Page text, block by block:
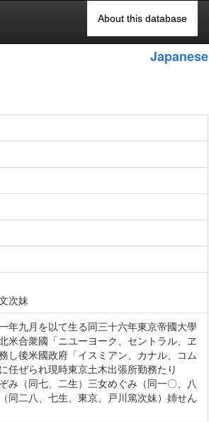
About this database
Japanese
次妹
年九月を以て生る同三十六年東京帝國大學
米合衆國「ニユーヨーク、セントラル、ヱ
し後米國政府「イスミアン、カナル、コム
任ぜられ現時東京土木出張所勤務たり
み（同七、二生）三女めぐみ（同一〇、八
同二八、七生、東京、戸川篤次妹）姉せん